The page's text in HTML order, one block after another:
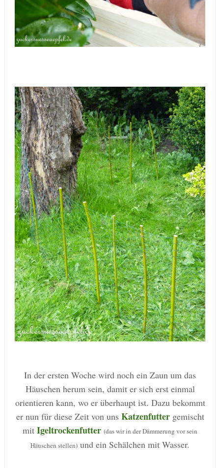
In der ersten Woche wird noch ein Zaun um das
Häuschen herum sein, damit er sich erst einmal
orientieren kann, wo er überhaupt ist. Dazu bekommt
er nun für diese Zeit von uns Katzenfutter gemischt
mit Igeltrockenfutter (das wir in der Dämmerung vor sein
Häuschen stellen) und ein Schälchen mit Wasser.